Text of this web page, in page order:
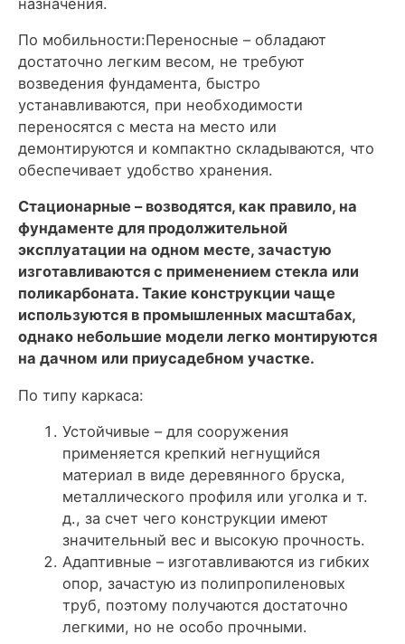
По мобильности:Переносные – обладают
достаточно легким весом, не требуют
возведения фундамента, быстро
устанавливаются, при необходимости
переносятся с места на место или
демонтируются и компактно складываются, что
обеспечивает удобство хранения.
Стационарные – возводятся, как правило, на
фундаменте для продолжительной
эксплуатации на одном месте, зачастую
изготавливаются с применением стекла или
поликарбоната. Такие конструкции чаще
используются в промышленных масштабах,
однако небольшие модели легко монтируются
на дачном или приусадебном участке.
По типу каркаса:
Устойчивые – для сооружения
применяется крепкий негнущийся
материал в виде деревянного бруска,
металлического профиля или уголка и т.
д., за счет чего конструкции имеют
значительный вес и высокую прочность.
Адаптивные – изготавливаются из гибких
опор, зачастую из полипропиленовых
труб, поэтому получаются достаточно
легкими, но не особо прочными.